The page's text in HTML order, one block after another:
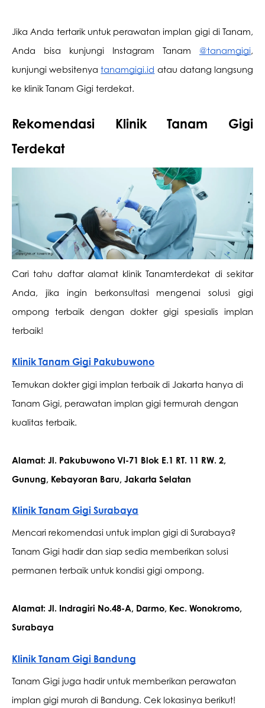
Jika Anda tertarik untuk perawatan implan gigi di Tanam,
Anda bisa kunjungi Instagram Tanam @tanamgigi,
kunjungi websitenya tanamgigi.id atau datang langsung
ke klinik Tanam Gigi terdekat.
Rekomendasi Klinik Tanam Gigi
Terdekat
Cari tahu daftar alamat klinik Tanamterdekat di sekitar
Anda, jika ingin berkonsultasi mengenai solusi gigi
ompong terbaik dengan dokter gigi spesialis implan
terbaik!
Klinik Tanam Gigi Pakubuwono
Temukan dokter gigi implan terbaik di Jakarta hanya di
Tanam Gigi, perawatan implan gigi termurah dengan
kualitas terbaik.
Alamat: Jl. Pakubuwono VI-71 Blok E.1 RT. 11 RW. 2,
Gunung, Kebayoran Baru, Jakarta Selatan
Klinik Tanam Gigi Surabaya
Mencari rekomendasi untuk implan gigi di Surabaya?
Tanam Gigi hadir dan siap sedia memberikan solusi
permanen terbaik untuk kondisi gigi ompong.
Alamat: Jl. Indragiri No.48-A, Darmo, Kec. Wonokromo,
Surabaya
Klinik Tanam Gigi Bandung
Tanam Gigi juga hadir untuk memberikan perawatan ​​
implan gigi murah di Bandung. Cek lokasinya berikut!